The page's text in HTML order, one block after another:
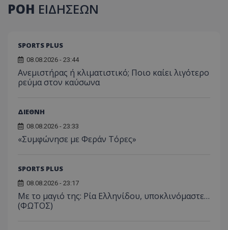
ΡΟΗ ΕΙΔΗΣΕΩΝ
SPORTS PLUS
08.08.2026 - 23:44
Ανεμιστήρας ή κλιματιστικό; Ποιο καίει λιγότερο
ρεύμα στον καύσωνα
ΔΙΕΘΝΗ
08.08.2026 - 23:33
«Συμφώνησε με Φεράν Τόρες»
SPORTS PLUS
08.08.2026 - 23:17
Με το μαγιό της: Ρία Ελληνίδου, υποκλινόμαστε…
(ΦΩΤΟΣ)